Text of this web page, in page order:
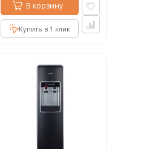
В корзину
Купить в 1 клик